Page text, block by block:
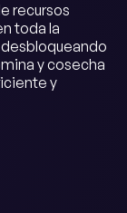
recursos
toda la
y cosecha
y